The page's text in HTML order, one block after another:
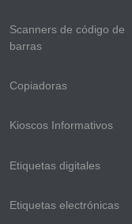
Scanners de código de
barras
Copiadoras
Kioscos Informativos
Etiquetas digitales
Etiquetas electrónicas